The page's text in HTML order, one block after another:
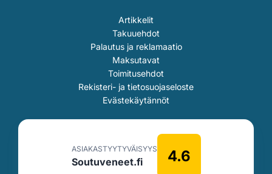
Artikkelit
Takuuehdot
Palautus ja reklamaatio
Maksutavat
Toimitusehdot
Rekisteri- ja tietosuojaseloste
Evästekäytännöt
ASIAKASTYYTYVÄISYYS
Soutuveneet.fi 4.6